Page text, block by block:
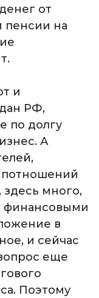
от
пенсии на
и
РФ,
по долгу
А
много,
финансовыми
в
и сейчас
еще
Поэтому